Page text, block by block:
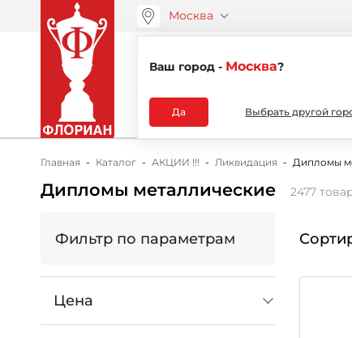
Москва
Ваш город - Москва?
Да Выбрать другой
+7 (495) 730-51-48 О
Каталог
Главная Каталог АКЦИИ !!! Ликвидация Дипломы
Дипломы металлические 2477
Фильтр по параметрам
Цена